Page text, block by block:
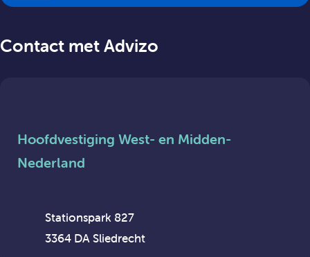
Contact met Advizo
Hoofdvestiging West- en Midden-
Nederland
Stationspark 827
3364 DA Sliedrecht